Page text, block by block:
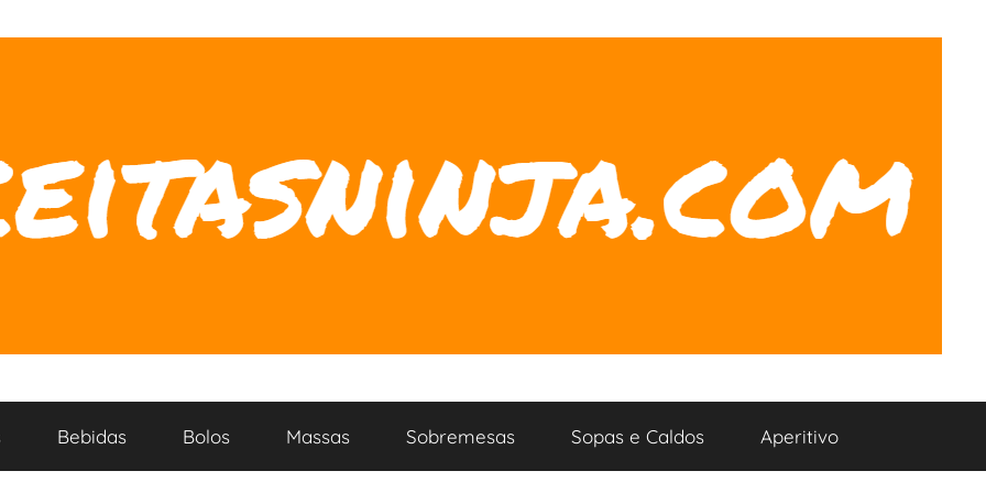
Bebidas Bolos Massas Sobremesas Sopas e Caldos Aperitivo